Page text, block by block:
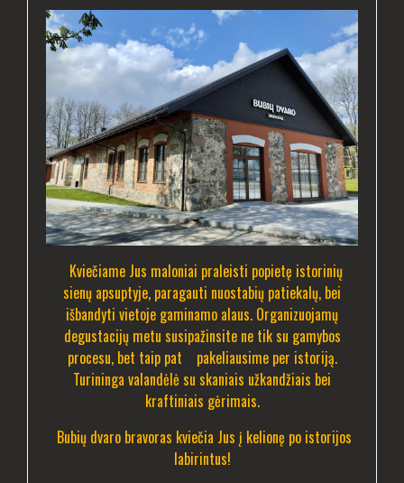
Kviečiame Jus maloniai praleisti popietę istorinių
sienų apsuptyje, paragauti nuostabių patiekalų, bei
išbandyti vietoje gaminamo alaus. Organizuojamų
degustacijų metu susipažinsite ne tik su gamybos
procesu, bet taip pat pakeliausime per istoriją.
Turininga valandėlė su skaniais užkandžiais bei
kraftiniais gėrimais.
Bubių dvaro bravoras kviečia Jus į kelionę po istorijos
labirintus!